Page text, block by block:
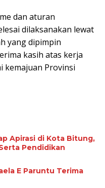
dan aturan
dilaksanakan lewat
yang dipimpin
kasih atas kerja
kemajuan Provinsi
Apirasi di Kota Bitung,
E Paruntu Terima